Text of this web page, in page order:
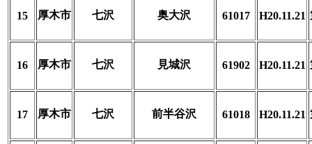
15 厚木市 七沢 奥大沢 61017 H20.11.21
16 厚木市 七沢 見城沢 61902 H20.11.21
17 厚木市 七沢 前半谷沢 61018 H20.11.21